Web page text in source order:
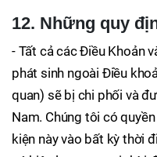
12. Những quy
- Tất cả các Điều Khoản
phát sinh ngoài Điều
quan) sẽ bị chi phối và
Nam. Chúng tôi có
kiện này vào bất kỳ thời